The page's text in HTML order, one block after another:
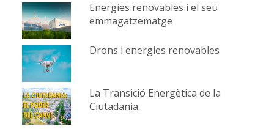
Energies renovables i el seu
emmagatzematge
Drons i energies renovables
La Transició Energètica de la
Ciutadania